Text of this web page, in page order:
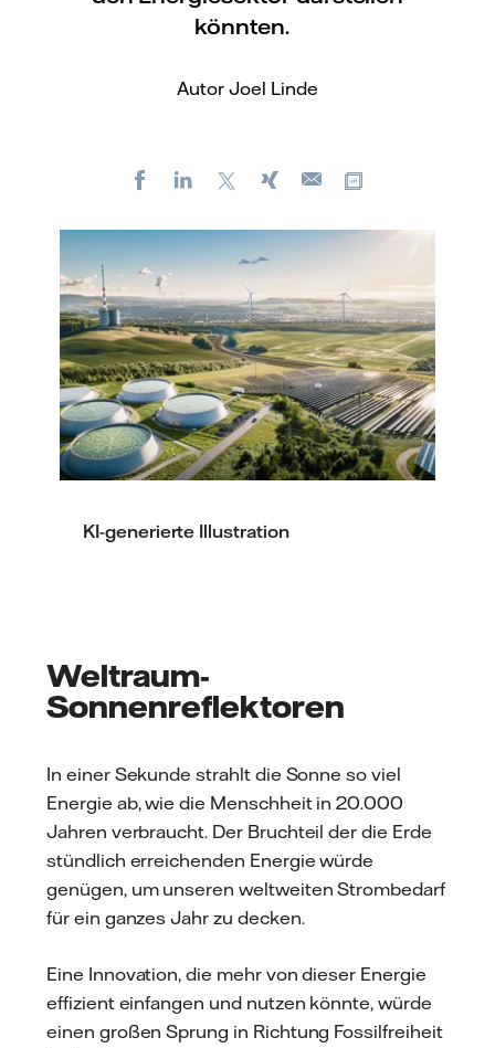
könnten.
Autor Joel Linde
FacebookLinkedIn Xing
E-
KI-generierte Illustration
Weltraum-
Sonnenreflektoren
In einer Sekunde strahlt die Sonne so viel
Energie ab, wie die Menschheit in 20.000
Jahren verbraucht. Der Bruchteil der die Erde
stündlich erreichenden Energie würde
genügen, um unseren weltweiten Strombedarf
für ein ganzes Jahr zu decken.
Eine Innovation, die mehr von dieser Energie
effizient einfangen und nutzen könnte, würde
einen großen Sprung in Richtung Fossilfreiheit